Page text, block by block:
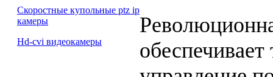
Скоростные купольные ptz ip
камеры
Hd-cvi видеокамеры
обеспечивает